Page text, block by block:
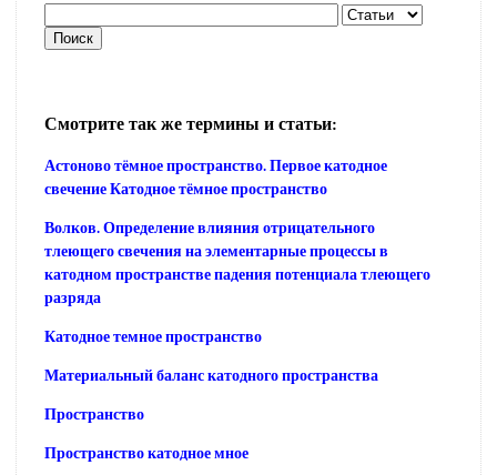
Смотрите так же термины и статьи:
Астоново тёмное пространство. Первое катодное
свечение Катодное тёмное пространство
Волков. Определение влияния отрицательного
тлеющего свечения на элементарные процессы в
катодном пространстве падения потенциала тлеющего
разряда
Катодное темное пространство
Материальный баланс катодного пространства
Пространство
Пространство катодное мное